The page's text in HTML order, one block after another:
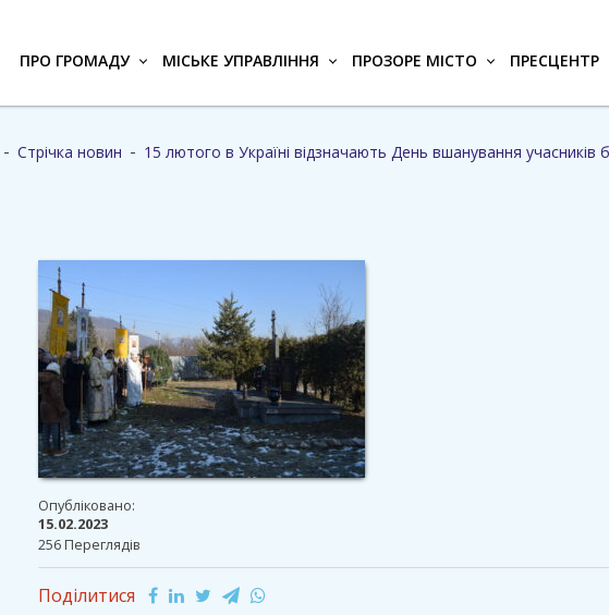
ПРО ГРОМАДУ МІСЬКЕ УПРАВЛІННЯ ПРОЗОРЕ МІСТО ПРЕСЦЕНТР
- Стрічка новин - 15 лютого в Україні відзначають День вшанування учасників
Опубліковано:
15.02.2023
256 Переглядів
Поділитися